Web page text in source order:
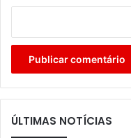
ÚLTIMAS NOTÍCIAS